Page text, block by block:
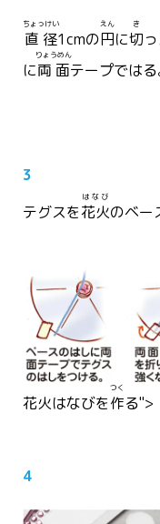
直径
ちょっけい
1cmの円
えん
に切
き
に両面
りょうめん
テープではる
3
テグスを花火
はなび
のベー
花火はなびを作
つく
る">
4